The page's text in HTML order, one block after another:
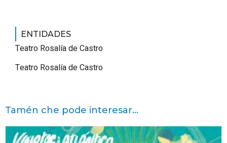
ENTIDADES
Teatro Rosalía de Castro
Teatro Rosalía de Castro
Tamén che pode interesar...